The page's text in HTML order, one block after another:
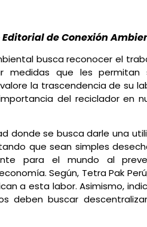
de Conexión
busca reconocer el
medidas que les permitan
la trascendencia de su
del reciclador en
donde se busca darle una
que sean simples
para el mundo al
Según, Tetra Pak
a esta labor. Asimismo,
deben buscar